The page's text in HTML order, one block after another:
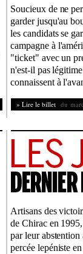
Soucieux de ne
garder jusqu'au
les candidats se
campagne à
"ticket" avec un
n'est-il pas
connaissent à
» Lire le billet du
Artisans des
de Chirac en
par leur abstention
percée lepéniste